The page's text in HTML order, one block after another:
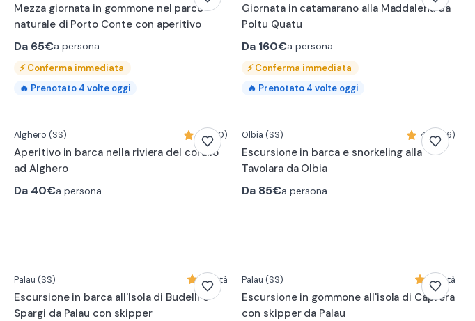
Mezza giornata in gommone nel parco
naturale di Porto Conte con aperitivo
Da 65€a persona
⚡Conferma immediata
🔥 Prenotato 4 volte oggi
Giornata in catamarano alla Maddalena da
Poltu Quatu
Da 160€a persona
⚡Conferma immediata
🔥 Prenotato 4 volte oggi
Alghero (SS) 4,3 (10)
Aperitivo in barca nella riviera del corallo
ad Alghero
Da 40€a persona
Olbia (SS) 4,9 (126)
Escursione in barca e snorkeling alla
Tavolara da Olbia
Da 85€a persona
Palau (SS) Novità
Escursione in barca all'Isola di Budelli e
Spargi da Palau con skipper
Palau (SS) Novità
Escursione in gommone all'isola di Caprera
con skipper da Palau